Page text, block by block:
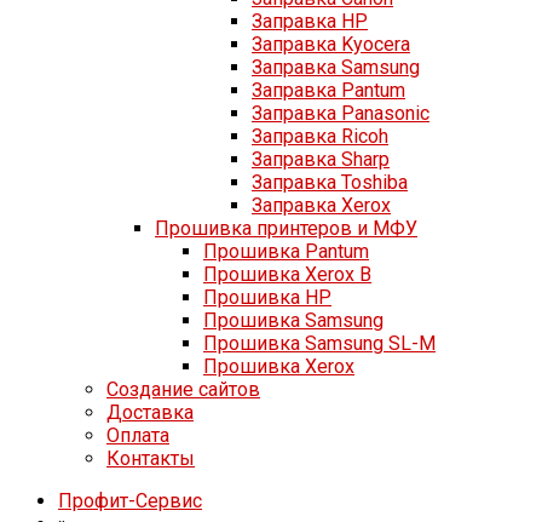
Заправка HP
Заправка Kyocera
Заправка Samsung
Заправка Pantum
Заправка Panasonic
Заправка Ricoh
Заправка Sharp
Заправка Toshiba
Заправка Xerox
Прошивка принтеров и МФУ
Прошивка Pantum
Прошивка Xerox B
Прошивка HP
Прошивка Samsung
Прошивка Samsung SL-M
Прошивка Xerox
Создание сайтов
Доставка
Оплата
Контакты
Профит-Сервис